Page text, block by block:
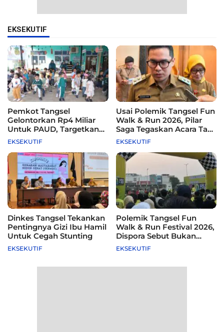
EKSEKUTIF
Pemkot Tangsel
Gelontorkan Rp4 Miliar
Untuk PAUD, Targetkan
115 Sekolah
EKSEKUTIF
Usai Polemik Tangsel Fun
Walk & Run 2026, Pilar
Saga Tegaskan Acara Tak
Difasilitasi Pemkot
EKSEKUTIF
Dinkes Tangsel Tekankan
Pentingnya Gizi Ibu Hamil
Untuk Cegah Stunting
EKSEKUTIF
Polemik Tangsel Fun
Walk & Run Festival 2026,
Dispora Sebut Bukan
Agenda Pemkot
EKSEKUTIF